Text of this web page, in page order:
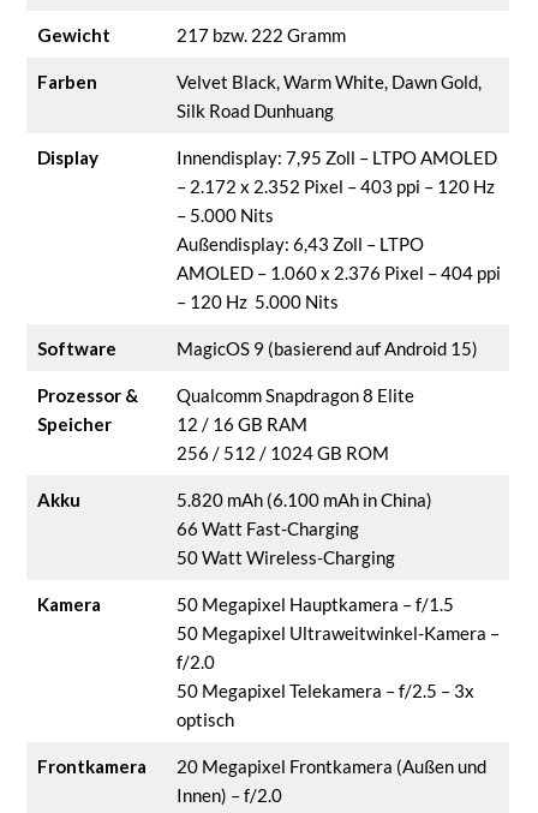
Gewicht 217 bzw. 222 Gramm
Farben
Velvet Black, Warm White, Dawn Gold,
Silk Road Dunhuang
Display
Innendisplay: 7,95 Zoll – LTPO AMOLED
– 2.172 x 2.352 Pixel – 403 ppi – 120 Hz
– 5.000 Nits
Außendisplay: 6,43 Zoll – LTPO
AMOLED – 1.060 x 2.376 Pixel – 404 ppi
– 120 Hz 5.000 Nits
Software MagicOS 9 (basierend auf Android 15)
Prozessor &
Speicher
Qualcomm Snapdragon 8 Elite
12 / 16 GB RAM
256 / 512 / 1024 GB ROM
Akku
5.820 mAh (6.100 mAh in China)
66 Watt Fast-Charging
50 Watt Wireless-Charging
Kamera
50 Megapixel Hauptkamera – f/1.5
50 Megapixel Ultraweitwinkel-Kamera –
f/2.0
50 Megapixel Telekamera – f/2.5 – 3x
optisch
Frontkamera
20 Megapixel Frontkamera (Außen und
Innen) – f/2.0